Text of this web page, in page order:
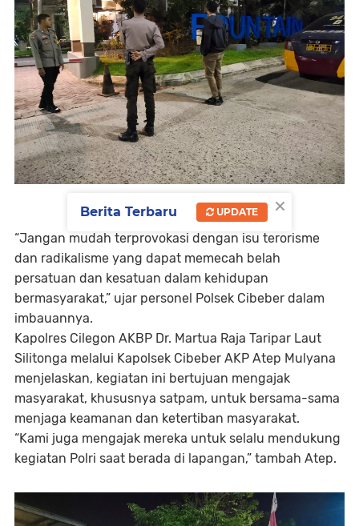
“Jangan mudah terprovokasi dengan isu terorisme
dan radikalisme yang dapat memecah belah
persatuan dan kesatuan dalam kehidupan
bermasyarakat,” ujar personel Polsek Cibeber dalam
imbauannya.
Kapolres Cilegon AKBP Dr. Martua Raja Taripar Laut
Silitonga melalui Kapolsek Cibeber AKP Atep Mulyana
menjelaskan, kegiatan ini bertujuan mengajak
masyarakat, khususnya satpam, untuk bersama-sama
menjaga keamanan dan ketertiban masyarakat.
“Kami juga mengajak mereka untuk selalu mendukung
kegiatan Polri saat berada di lapangan,” tambah Atep.
×
Berita Terbaru UPDATE